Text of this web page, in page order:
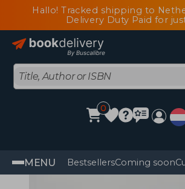
Hallo! Tracked shipping to
Delivery Duty Paid for
0
MENU BestsellersComing soon